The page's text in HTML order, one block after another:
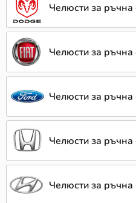
Челюсти за ръчна
Челюсти за ръчна
Челюсти за ръчна
Челюсти за ръчна
Челюсти за ръчна